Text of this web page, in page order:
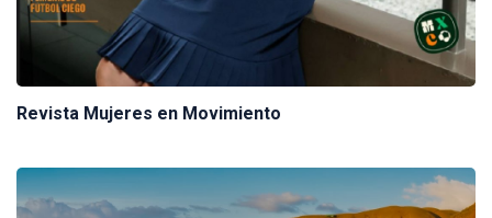
Revista Mujeres en Movimiento